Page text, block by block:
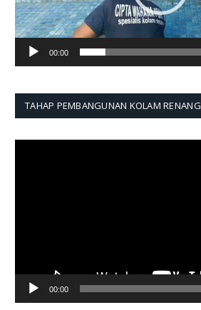
00:00
TAHAP PEMBANGUNAN KOLAM RENANG
00:00